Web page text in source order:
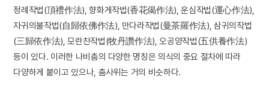
정례작법(頂禮作法), 향화게작법(香花偈作法), 운심작법(運心作法),
자귀의불작법(自歸依佛作法), 만다라작법(曼茶羅作法), 삼귀의작법
(三歸依作法), 모란찬작법(牧丹讚作法), 오공양작법(五供養作法)
등이 있다. 이러한 나비춤의 다양한 명칭은 의식의 중요 절차에 따라
다양하게 붙이고 있으나, 춤사위는 거의 비슷하다.